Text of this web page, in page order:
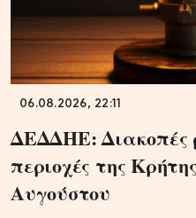
06.08.2026, 22:11
ΔΕΔΔΗΕ: Διακοπές
περιοχές της
Αυγούστου